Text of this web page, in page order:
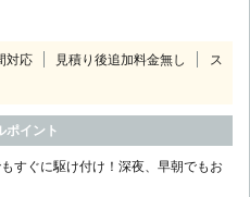
対応 見積り後追加料金無し
ス
ポイント
すぐに駆け付け！深夜、早朝でもお